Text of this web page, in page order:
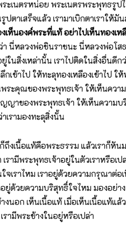
ะเนตรหน่อย พระเนตรพระพุทธรูป
ปตาเสร็จแล้ว เรามาเบิกตาเราให้มั
ห็นองค์พระที่แท้ อย่าไปเห็นทองเห
นี่หลวงพ่อชินราชนะ นี่หลวงพ่อโส
นสิ่งเหล่านั้น เราไปติดในสิ่งอื่นดีก
เข้าไป ให้ทะลุทองเหลืองเข้าไป ใ
พระคุณของพระพุทธเจ้า ให้เห็นคว
ญาของพระพุทธเจ้า ให้เห็นความบ
เรามองทะลุสิ่งนั้น
ถึงเนื้อแท้คือพระธรรม แล้วเราก็หัน
รามีพระพุทธเจ้าอยู่ในตัวเราหรือเ
ใจเราไหม เราอยู่ด้วยความกรุณาต่
ยู่ด้วยความบริสุทธิ์ใจไหม มองอย่า
นอก เห็นเนื้อแท้ เมื่อเห็นเนื้อแท้แล้
รามีพระข้างในอยู่หรือเปล่า